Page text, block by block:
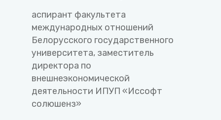
аспирант факультета
международных отношений
Белорусского государственного
университета, заместитель
директора по
внешнеэкономической
деятельности ИПУП «Иссофт
солюшенз»